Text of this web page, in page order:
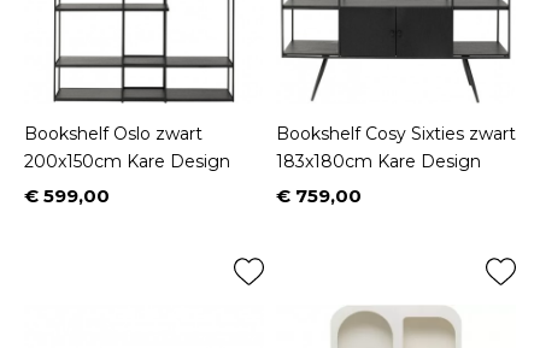
Bookshelf Oslo zwart
200x150cm Kare Design
Prijs
€ 599,00
Bookshelf Cosy Sixties zwart
183x180cm Kare Design
Prijs
€ 759,00